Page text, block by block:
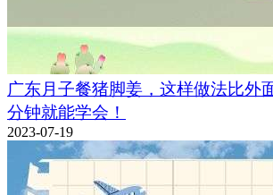
广东月子餐猪脚姜，这样做法比外
分钟就能学会！
2023-07-19